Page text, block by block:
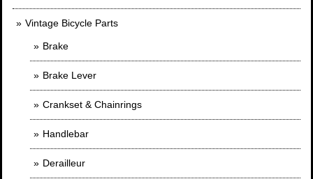
Vintage Bicycle Parts
Brake
Brake Lever
Crankset & Chainrings
Handlebar
Derailleur